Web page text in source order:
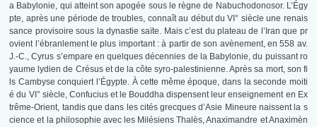
a Babylonie, qui atteint son apogée sous le règne de Nabuchodonosor. L’Égy
pte, après une période de troubles, connaît au début du VI° siècle une renais
sance provisoire sous la dynastie saïte. Mais c’est du plateau de l’Iran que pr
ovient l’ébranlement le plus important : à partir de son avènement, en 558 av.
J.-C., Cyrus s’empare en quelques décennies de la Babylonie, du puissant ro
yaume lydien de Crésus et de la côte syro-palestinienne. Après sa mort, son fi
ls Cambyse conquiert l’Égypte. À cette même époque, dans la seconde moiti
é du VI° siècle, Confucius et le Bouddha dispensent leur enseignement en Ex
trême-Orient, tandis que dans les cités grecques d’Asie Mineure naissent la s
cience et la philosophie avec les Milésiens Thalès, Anaximandre et Anaximèn